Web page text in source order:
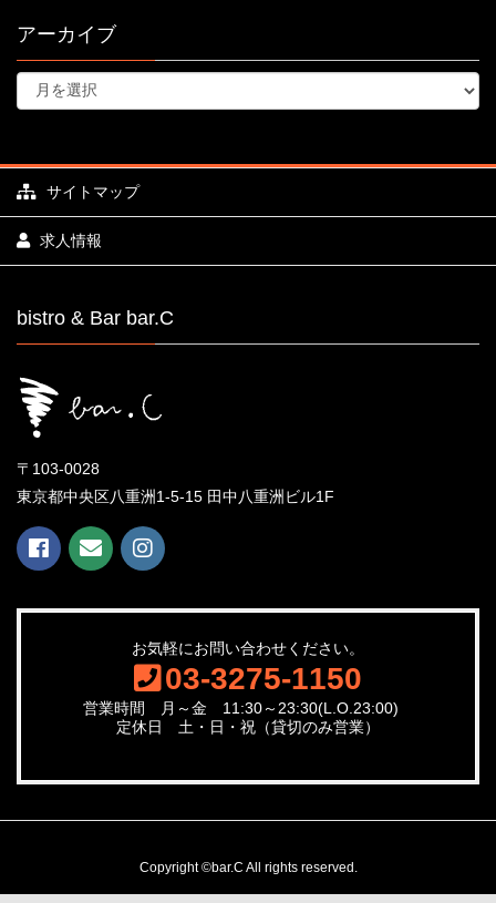
アーカイブ
サイトマップ
求人情報
bistro & Bar bar.C
〒103-0028
東京都中央区八重洲1-5-15 田中八重洲ビル1F
お気軽にお問い合わせください。
03-3275-1150
営業時間 月～金 11:30～23:30(L.O.23:00)
定休日 土・日・祝（貸切のみ営業）
Copyright ©bar.C All rights reserved.